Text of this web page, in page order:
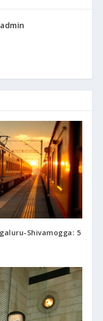
admin
Shivamogga: 5